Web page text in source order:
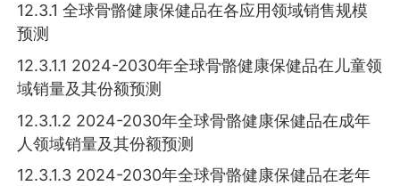
12.3.1 全球骨骼健康保健品在各应用领域销售规模
预测
12.3.1.1 2024-2030年全球骨骼健康保健品在儿童领
域销量及其份额预测
12.3.1.2 2024-2030年全球骨骼健康保健品在成年
人领域销量及其份额预测
12.3.1.3 2024-2030年全球骨骼健康保健品在老年